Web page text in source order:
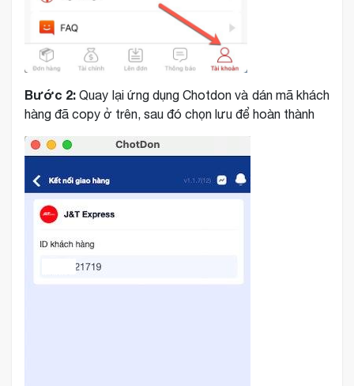
Bước 2:Quay lại ứng dụng Chotdon và dán mã khách
hàng đã copy ở trên, sau đó chọn lưu để hoàn thành